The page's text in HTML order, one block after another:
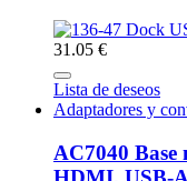
31.05 €
Lista de deseos
Adaptadores y
AC7040